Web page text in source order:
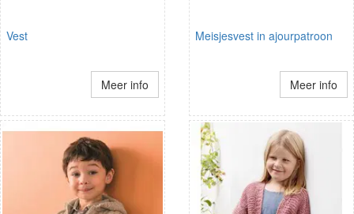
Vest
Meer info
Meisjesvest in ajourpatroon
Meer info